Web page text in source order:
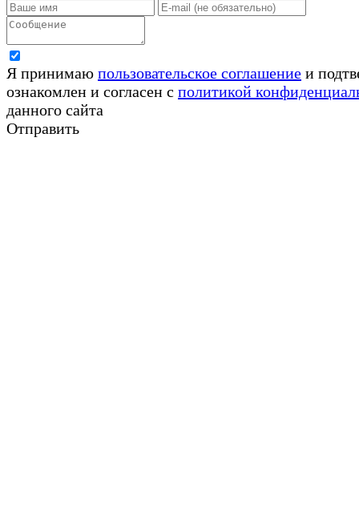
Я принимаю пользовательское соглашение и
ознакомлен и согласен с политикой
данного сайта
Отправить